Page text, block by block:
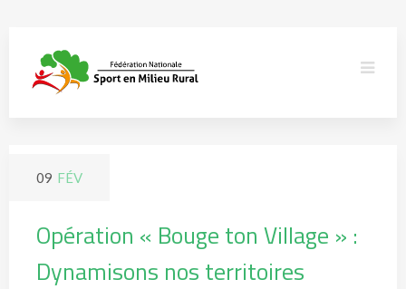
09 FÉV
Opération « Bouge ton Village » :
Dynamisons nos territoires